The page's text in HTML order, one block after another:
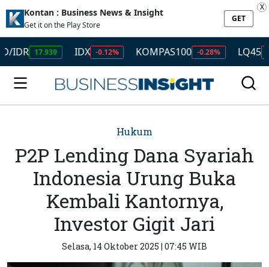
Kontan : Business News & Insight
Get it on the Play Store
GET
X
17.939 IDX -0.12% KOMPAS100 -0.28% LQ45 -
Hukum
P2P Lending Dana Syariah
Indonesia Urung Buka
Kembali Kantornya,
Investor Gigit Jari
Selasa, 14 Oktober 2025 | 07:45 WIB